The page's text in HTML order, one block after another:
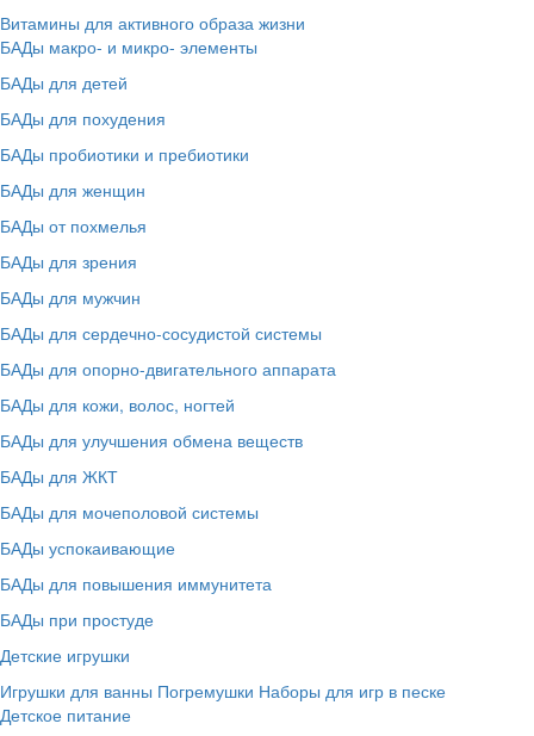
Витамины для активного образа жизни
БАДы макро- и микро- элементы
БАДы для детей
БАДы для похудения
БАДы пробиотики и пребиотики
БАДы для женщин
БАДы от похмелья
БАДы для зрения
БАДы для мужчин
БАДы для сердечно-сосудистой системы
БАДы для опорно-двигательного аппарата
БАДы для кожи, волос, ногтей
БАДы для улучшения обмена веществ
БАДы для ЖКТ
БАДы для мочеполовой системы
БАДы успокаивающие
БАДы для повышения иммунитета
БАДы при простуде
Детские игрушки
Игрушки для ванны Погремушки Наборы для игр в песке
Детское питание